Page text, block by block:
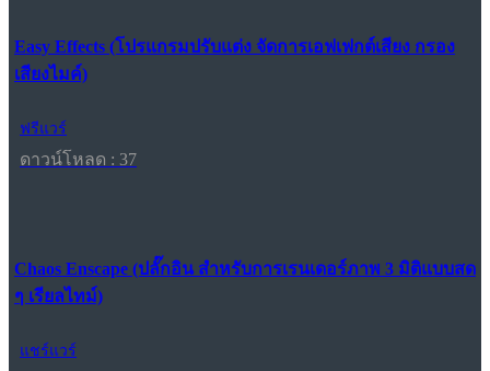
Easy Effects (โปรแกรมปรับแต่ง จัดการเอฟเฟกต์เสียง กรอง
เสียงไมค์)
ฟรีแวร์
ดาวน์โหลด : 37
Chaos Enscape (ปลั๊กอิน สำหรับการเรนเดอร์ภาพ 3 มิติแบบสด
ๆ เรียลไทม์)
แชร์แวร์